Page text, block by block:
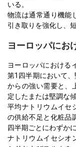
いる。
物流は通常通り機能
引き取りを強化し、
ヨーロッパにお
ヨーロッパにおける
第1四半期において
からの強い需要と、
定したまたは堅調な
平均ナトリウムイセ
の供給不足と化粧品
四半期ごとにわずか
ナトリウムイセシオ